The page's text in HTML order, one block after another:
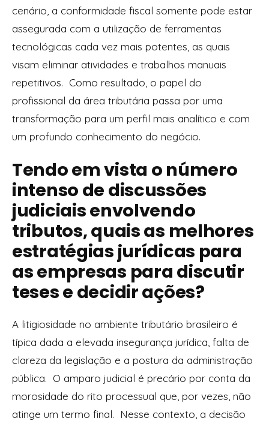
cenário, a conformidade fiscal somente pode estar
assegurada com a utilização de ferramentas
tecnológicas cada vez mais potentes, as quais
visam eliminar atividades e trabalhos manuais
repetitivos. Como resultado, o papel do
profissional da área tributária passa por uma
transformação para um perfil mais analítico e com
um profundo conhecimento do negócio.
Tendo em vista o número
intenso de discussões
judiciais envolvendo
tributos, quais as melhores
estratégias jurídicas para
as empresas para discutir
teses e decidir ações?
A litigiosidade no ambiente tributário brasileiro é
típica dada a elevada insegurança jurídica, falta de
clareza da legislação e a postura da administração
pública. O amparo judicial é precário por conta da
morosidade do rito processual que, por vezes, não
atinge um termo final. Nesse contexto, a decisão